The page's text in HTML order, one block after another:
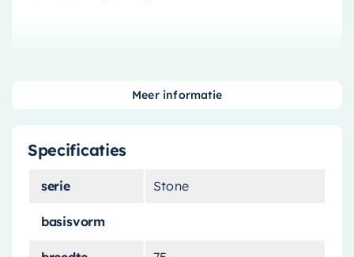
Maak van uw badkamer een luxe spa met het
een rustgevende en natuurlijke sfeer in uw
badkamer. Het bad is gemaakt van
meegaat.
Specificaties
serie Stone
basisvorm
Meer informatie